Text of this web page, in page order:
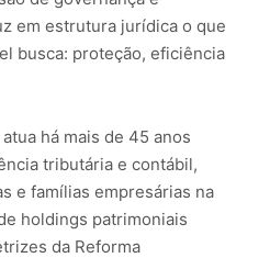
em estrutura jurídica o que
busca: proteção, eficiência
há mais de 45 anos
tributária e contábil,
e famílias empresárias na
holdings patrimoniais
da Reforma